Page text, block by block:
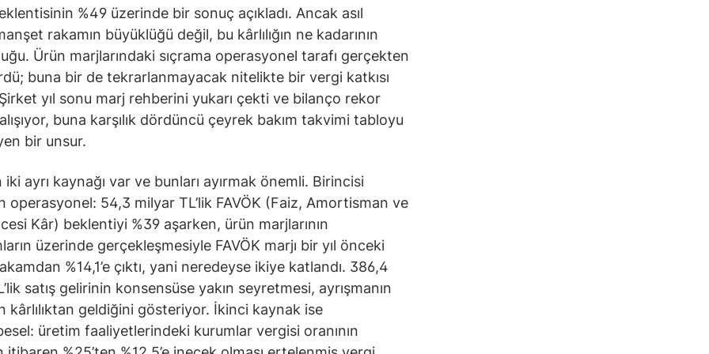
%49 üzerinde bir sonuç açıkladı. Ancak asıl
rakamın büyüklüğü değil, bu kârlılığın ne kadarının
Ürün marjlarındaki sıçrama operasyonel tarafı gerçekten
buna bir de tekrarlanmayacak nitelikte bir vergi katkısı
yıl sonu marj rehberini yukarı çekti ve bilanço rekor
buna karşılık dördüncü çeyrek bakım takvimi tabloyu
bir unsur.
ayrı kaynağı var ve bunları ayırmak önemli. Birincisi
operasyonel: 54,3 milyar TL’lik FAVÖK (Faiz, Amortisman ve
Kâr) beklentiyi %39 aşarken, ürün marjlarının
üzerinde gerçekleşmesiyle FAVÖK marjı bir yıl önceki
%14,1’e çıktı, yani neredeyse ikiye katlandı. 386,4
satış gelirinin konsensüse yakın seyretmesi, ayrışmanın
kârlılıktan geldiğini gösteriyor. İkinci kaynak ise
üretim faaliyetlerindeki kurumlar vergisi oranının